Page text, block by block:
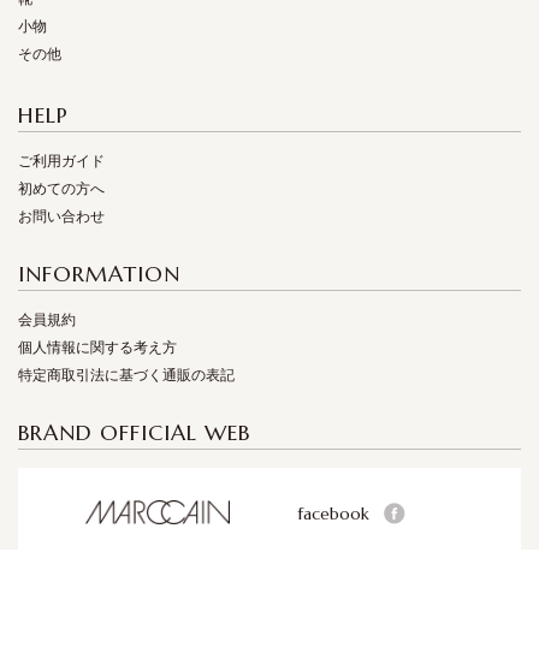
小物
その他
HELP
ご利用ガイド
初めての方へ
お問い合わせ
INFORMATION
会員規約
個人情報に関する考え方
特定商取引法に基づく通販の表記
BRAND OFFICIAL WEB
facebook